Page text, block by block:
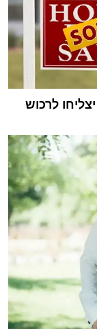
לרכוש